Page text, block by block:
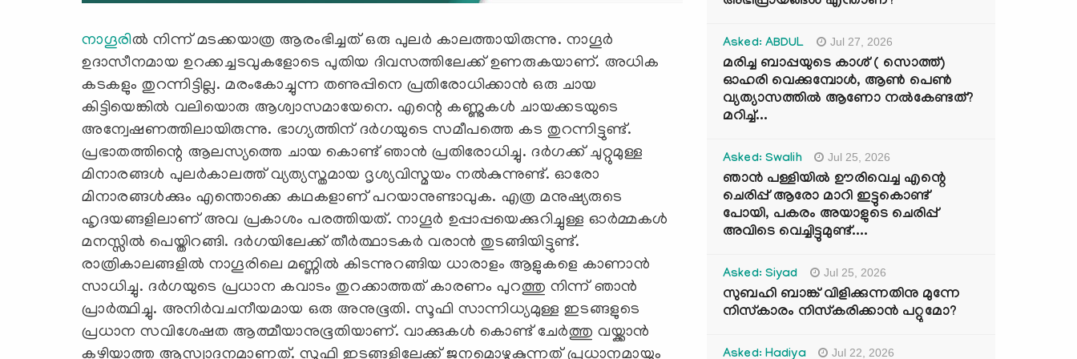
നാഗൂരിൽ നിന്ന് മടക്കയാത്ര ആരംഭിച്ചത് ഒരു പുലർ കാലത്തായിരുന്നു. നാഗൂർ
ഉദാസീനമായ ഉറക്കച്ചടവുകളോടെ പുതിയ ദിവസത്തിലേക്ക് ഉണരുകയാണ്. അധിക
കടകളും തുറന്നിട്ടില്ല. മരംകോച്ചുന്ന തണുപ്പിനെ പ്രതിരോധിക്കാൻ ഒരു ചായ
കിട്ടിയെങ്കിൽ വലിയൊരു ആശ്വാസമായേനെ. എന്റെ കണ്ണുകൾ ചായക്കടയുടെ
അന്വേഷണത്തിലായിരുന്നു. ഭാഗ്യത്തിന് ദർഗയുടെ സമീപത്തെ കട തുറന്നിട്ടുണ്ട്.
പ്രഭാതത്തിന്റെ ആലസ്യത്തെ ചായ കൊണ്ട് ഞാൻ പ്രതിരോധിച്ചു. ദർഗക്ക് ചുറ്റുമുള്ള
മിനാരങ്ങൾ പുലർകാലത്ത് വ്യത്യസ്തമായ ദൃശ്യവിസ്മയം നൽകുന്നുണ്ട്. ഓരോ
മിനാരങ്ങൾക്കും എന്തൊക്കെ കഥകളാണ് പറയാനുണ്ടാവുക. എത്ര മനുഷ്യരുടെ
ഹൃദയങ്ങളിലാണ് അവ പ്രകാശം പരത്തിയത്. നാഗൂർ ഉപ്പാപ്പയെക്കുറിച്ചുള്ള ഓർമ്മകൾ
മനസ്സിൽ പെയ്തിറങ്ങി. ദർഗയിലേക്ക് തീർത്ഥാടകർ വരാൻ തുടങ്ങിയിട്ടുണ്ട്.
രാത്രികാലങ്ങളിൽ നാഗൂരിലെ മണ്ണിൽ കിടന്നുറങ്ങിയ ധാരാളം ആളുകളെ കാണാൻ
സാധിച്ചു. ദർഗയുടെ പ്രധാന കവാടം തുറക്കാത്തത് കാരണം പുറത്തു നിന്ന് ഞാൻ
പ്രാർത്ഥിച്ചു. അനിർവചനീയമായ ഒരു അനുഭൂതി. സൂഫി സാന്നിധ്യമുള്ള ഇടങ്ങളുടെ
പ്രധാന സവിശേഷത ആത്മീയാനുഭൂതിയാണ്. വാക്കുകൾ കൊണ്ട് ചേർത്തു വയ്ക്കാൻ
കഴിയാത്ത ആസ്വാദനമാണത്. സൂഫി ഇടങ്ങളിലേക്ക് ജനമൊഴുകുന്നത് പ്രധാനമായും
Asked: ABDUL Jul 27, 2026
മരിച്ച ബാപ്പയുടെ കാശ് ( സൊത്ത്)
ഓഹരി വെക്കുമ്പോൾ, ആണ്‍ പെണ്‍
വ്യത്യാസത്തില്‍ ആണോ നല്‍കേണ്ടത്?
മറിച്ച്...
Asked: Swalih Jul 25, 2026
ഞാൻ പള്ളിയിൽ ഊരിവെച്ച എന്റെ
ചെരിപ്പ് ആരോ മാറി ഇട്ടുകൊണ്ട്
പോയി, പകരം അയാളുടെ ചെരിപ്പ്
അവിടെ വെച്ചിട്ടുമുണ്ട്....
Asked: Siyad Jul 25, 2026
സുബഹി ബാങ്ക് വിളിക്കുന്നതിനു മുന്നേ
നിസ്കാരം നിസ്കരിക്കാൻ പറ്റുമോ?
Asked: Hadiya Jul 22, 2026